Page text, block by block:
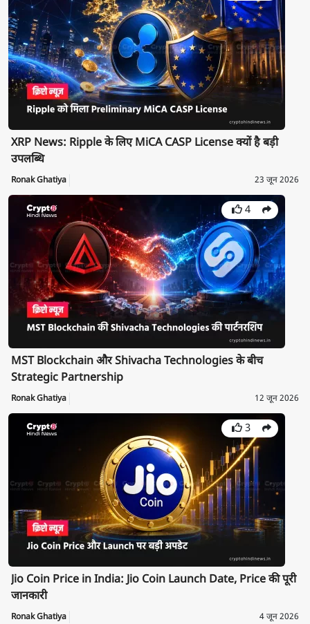
XRP News: Ripple के लिए MiCA CASP License क्यों है बड़ी
उपलब्धि
Ronak Ghatiya 23 जून 2026
4
MST Blockchain और Shivacha Technologies के बीच
Strategic Partnership
Ronak Ghatiya 12 जून 2026
3
Jio Coin Price in India: Jio Coin Launch Date, Price की पूरी
जानकारी
Ronak Ghatiya 4 जून 2026